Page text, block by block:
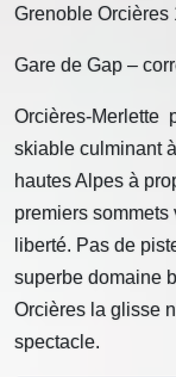
Grenoble Orcières
Gare de Gap –
Orcières-Merlette
skiable culminant
hautes Alpes à
premiers sommets
liberté. Pas de
superbe domaine
Orcières la glisse
spectacle.